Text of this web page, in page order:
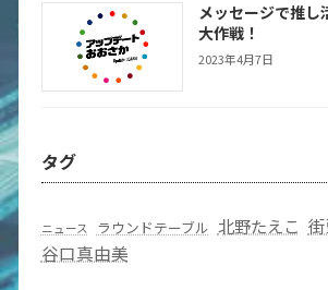
メッセージで推し
大作戦！
2023年4月7日
タグ
ニュース ラウンドテーブル 北野たえこ
谷口真由美